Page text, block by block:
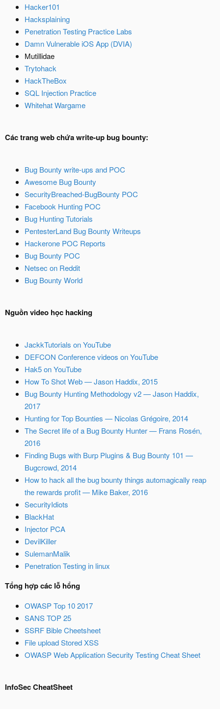
Hacker101
Hacksplaining
Penetration Testing Practice Labs
Damn Vulnerable iOS App (DVIA)
Mutillidae
Trytohack
HackTheBox
SQL Injection Practice
Whitehat Wargame
Các trang web chứa write-up bug bounty:
Bug Bounty write-ups and POC
Awesome Bug Bounty
SecurityBreached-BugBounty POC
Facebook Hunting POC
Bug Hunting Tutorials
PentesterLand Bug Bounty Writeups
Hackerone POC Reports
Bug Bounty POC
Netsec on Reddit
Bug Bounty World
Nguồn video học hacking
JackkTutorials on YouTube
DEFCON Conference videos on YouTube
Hak5 on YouTube
How To Shot Web — Jason Haddix, 2015
Bug Bounty Hunting Methodology v2 — Jason Haddix,
2017
Hunting for Top Bounties — Nicolas Grégoire, 2014
The Secret life of a Bug Bounty Hunter — Frans Rosén,
2016
Finding Bugs with Burp Plugins & Bug Bounty 101 —
Bugcrowd, 2014
How to hack all the bug bounty things automagically reap
the rewards profit — Mike Baker, 2016
SecurityIdiots
BlackHat
Injector PCA
DevilKiller
SulemanMalik
Penetration Testing in linux
Tổng hợp các lỗ hổng
OWASP Top 10 2017
SANS TOP 25
SSRF Bible Cheetsheet
File upload Stored XSS
OWASP Web Application Security Testing Cheat Sheet
InfoSec CheatSheet